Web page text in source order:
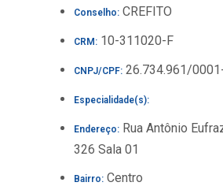
Conselho: CREFITO
CRM: 10-311020-F
CNPJ/CPF: 26.734.961/
Especialidade(s):
Endereço: Rua Antônio
326 Sala 01
Bairro: Centro